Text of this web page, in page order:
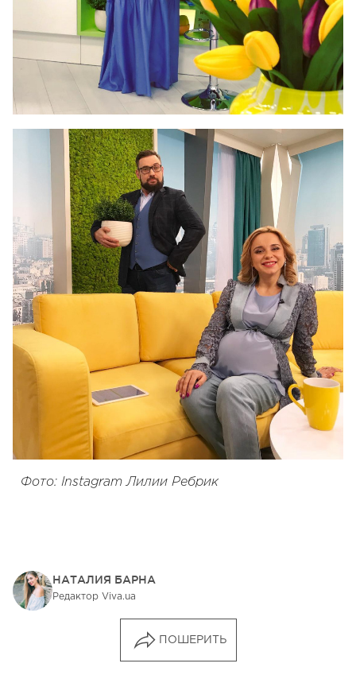
Фото: Instagram Лилии Ребрик
НАТАЛИЯ БАРНА
Редактор Viva.ua
ПОШЕРИТЬ